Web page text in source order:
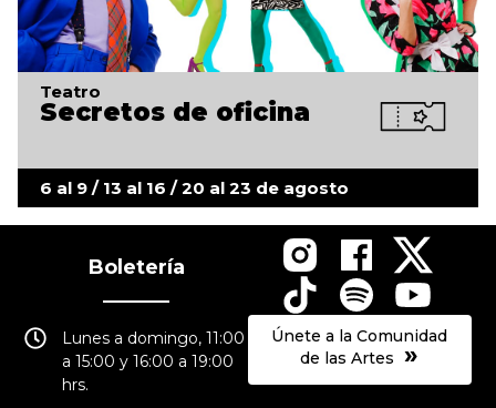
Secretos de oficina
Teatro
6 al 9 / 13 al 16 / 20 al 23 de agosto
Boletería
Lunes a domingo, 11:00
a 15:00 y 16:00 a 19:00
hrs.
Únete a la Comunidad
de las Artes »